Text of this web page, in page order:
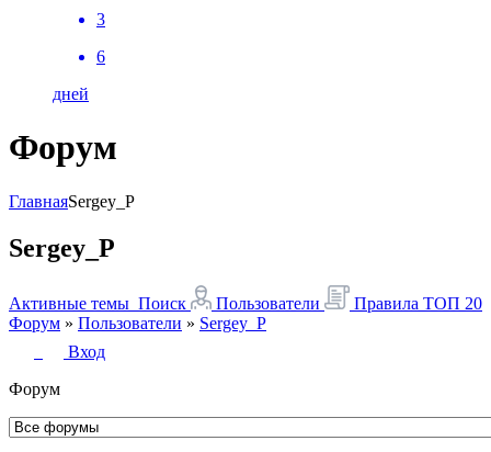
3
6
дней
Форум
ГлавнаяSergey_P
Sergey_P
Активные темы Поиск Пользователи Правила ТОП 20
Форум » Пользователи » Sergey_P
Вход
Форум